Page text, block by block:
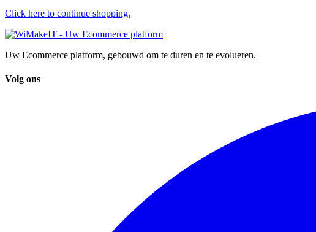
Click here to continue shopping.
Uw Ecommerce platform, gebouwd om te duren en te evolueren.
Volg ons